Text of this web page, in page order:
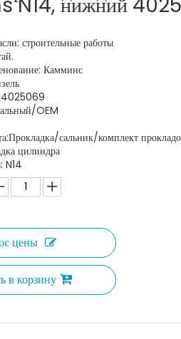
строительные работы
Камминс
4025069
OEM
сальник/комплект
цилиндра
N14
цены
в корзину